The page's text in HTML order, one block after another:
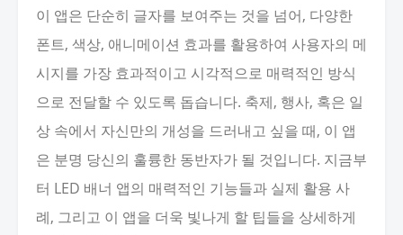
이 앱은 단순히 글자를 보여주는 것을 넘어, 다양한
폰트, 색상, 애니메이션 효과를 활용하여 사용자의 메
시지를 가장 효과적이고 시각적으로 매력적인 방식
으로 전달할 수 있도록 돕습니다. 축제, 행사, 혹은 일
상 속에서 자신만의 개성을 드러내고 싶을 때, 이 앱
은 분명 당신의 훌륭한 동반자가 될 것입니다. 지금부
터 LED 배너 앱의 매력적인 기능들과 실제 활용 사
례, 그리고 이 앱을 더욱 빛나게 할 팁들을 상세하게